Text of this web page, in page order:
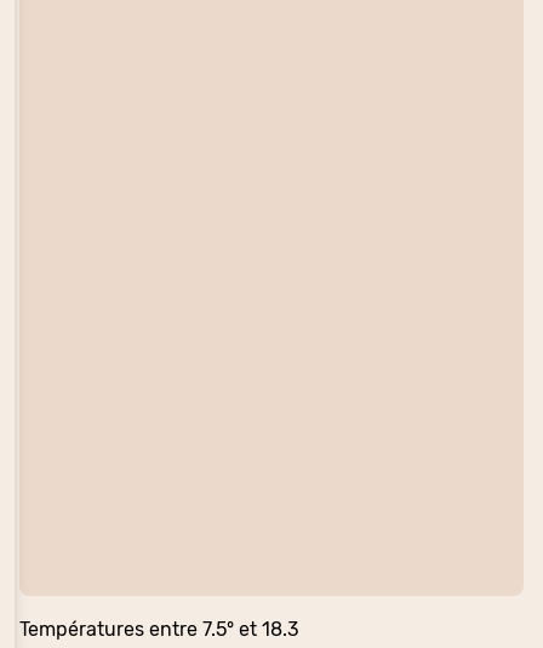
Températures entre 7.5° et 18.3